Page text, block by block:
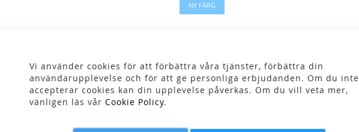
Vi använder cookies för att förbättra våra tjänster, förbättra din
användarupplevelse och för att ge personliga erbjudanden. Om du inte
accepterar cookies kan din upplevelse påverkas. Om du vill veta mer,
vänligen läs vår Cookie Policy.
NY FÄRG